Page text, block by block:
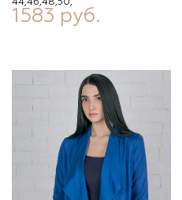
44,46,48,50,
1583 руб.